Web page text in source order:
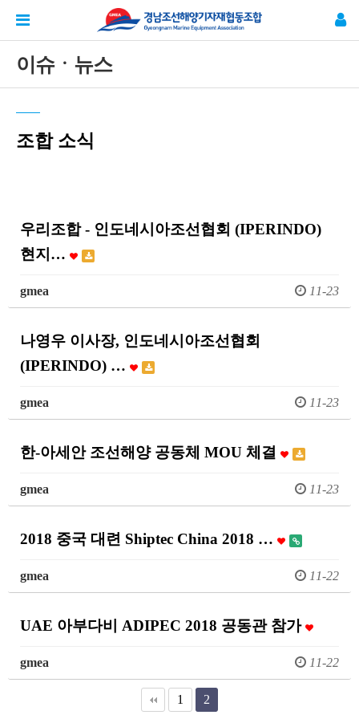
이슈ㆍ뉴스
조합 소식
우리조합 - 인도네시아조선협회 (IPERINDO)
현지…
gmea 11-23
나영우 이사장, 인도네시아조선협회
(IPERINDO) …
gmea 11-23
한-아세안 조선해양 공동체 MOU 체결
gmea 11-23
2018 중국 대련 Shiptec China 2018 …
gmea 11-22
UAE 아부다비 ADIPEC 2018 공동관 참가
gmea 11-22
1 2